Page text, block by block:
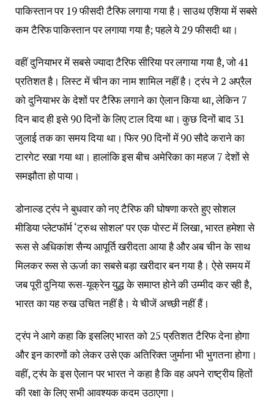
पाकिस्तान पर 19 फीसदी टैरिफ लगाया गया है। साउथ एशिया में सबसे
कम टैरिफ पाकिस्तान पर लगाया गया है; पहले ये 29 फीसदी था।
वहीं दुनियाभर में सबसे ज्यादा टैरिफ सीरिया पर लगाया गया है, जो 41
प्रतिशत है। लिस्ट में चीन का नाम शामिल नहीं है। ट्रंप ने 2 अप्रैल
को दुनियाभर के देशों पर टैरिफ लगाने का ऐलान किया था, लेकिन 7
दिन बाद ही इसे 90 दिनों के लिए टाल दिया था। कुछ दिनों बाद 31
जुलाई तक का समय दिया था। फिर 90 दिनों में 90 सौदे कराने का
टारगेट रखा गया था। हालांकि इस बीच अमेरिका का महज 7 देशों से
समझौता हो पाया।
डोनाल्ड ट्रंप ने बुधवार को नए टैरिफ की घोषणा करते हुए सोशल
मीडिया प्लेटफॉर्म ‘ट्रुथ सोशल’ पर एक पोस्ट में लिखा, भारत हमेशा से
रूस से अधिकांश सैन्य आपूर्ति खरीदता आया है और अब चीन के साथ
मिलकर रूस से ऊर्जा का सबसे बड़ा खरीदार बन गया है। ऐसे समय में
जब पूरी दुनिया रूस-यूक्रेन युद्ध के समाप्त होने की उम्मीद कर रही है,
भारत का यह रुख उचित नहीं है। ये चीजें अच्छी नहीं हैं।
ट्रंप ने आगे कहा कि इसलिए भारत को 25 प्रतिशत टैरिफ देना होगा
और इन कारणों को लेकर उसे एक अतिरिक्त जुर्माना भी भुगतना होगा।
वहीं, ट्रंप के इस ऐलान पर भारत ने कहा है कि वह अपने राष्ट्रीय हितों
की रक्षा के लिए सभी आवश्यक कदम उठाएगा।